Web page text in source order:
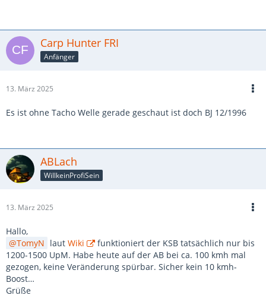
Carp Hunter FRI
Anfänger
13. März 2025
Es ist ohne Tacho Welle gerade geschaut ist doch BJ 12/1996
ABLach
WillkeinProfiSein
13. März 2025
Hallo,
TomyN laut Wiki
funktioniert der KSB tatsächlich nur bis
1200-1500 UpM. Habe heute auf der AB bei ca. 100 kmh mal
gezogen, keine Veränderung spürbar. Sicher kein 10 kmh-
Boost…
Grüße